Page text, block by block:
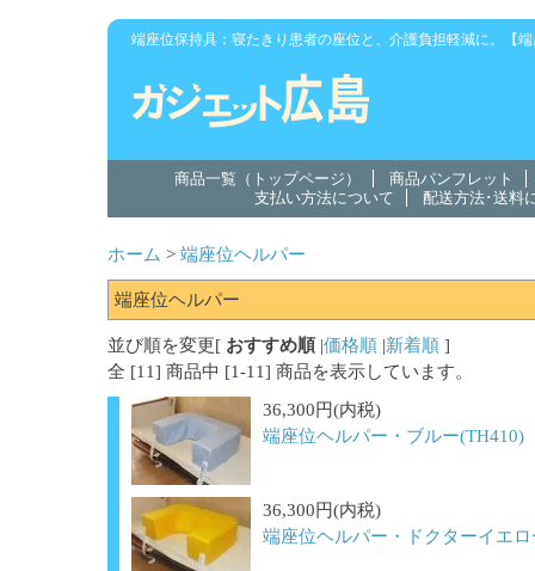
端座位保持具：寝たきり患者の座位と、介護負担軽減に。【
商品一覧（トップページ）
商品パンフレット
支払い方法について
配送方法･送料
ホーム > 端座位ヘルパー
端座位ヘルパー
並び順を変更[ おすすめ順 |価格順 |新着順 ]
全 [11] 商品中 [1-11] 商品を表示しています。
36,300円(内税)
端座位ヘルパー・ブルー(TH410)
36,300円(内税)
端座位ヘルパー・ドクターイエ